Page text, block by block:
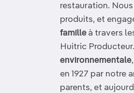
restauration.
produits, et
famille à travers
Huitric
environnementale
en 1927 par notre
parents, et